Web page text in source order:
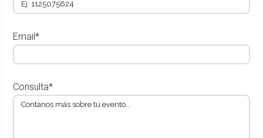
Email*
Consulta*